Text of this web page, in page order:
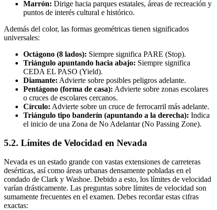
Marrón: Dirige hacia parques estatales, áreas de recreación y
puntos de interés cultural e histórico.
Además del color, las formas geométricas tienen significados
universales:
Octágono (8 lados): Siempre significa PARE (Stop).
Triángulo apuntando hacia abajo: Siempre significa
CEDA EL PASO (Yield).
Diamante: Advierte sobre posibles peligros adelante.
Pentágono (forma de casa): Advierte sobre zonas escolares
o cruces de escolares cercanos.
Círculo: Advierte sobre un cruce de ferrocarril más adelante.
Triángulo tipo banderín (apuntando a la derecha): Indica
el inicio de una Zona de No Adelantar (No Passing Zone).
5.2. Límites de Velocidad en Nevada
Nevada es un estado grande con vastas extensiones de carreteras
desérticas, así como áreas urbanas densamente pobladas en el
condado de Clark y Washoe. Debido a esto, los límites de velocidad
varían drásticamente. Las preguntas sobre límites de velocidad son
sumamente frecuentes en el examen. Debes recordar estas cifras
exactas: